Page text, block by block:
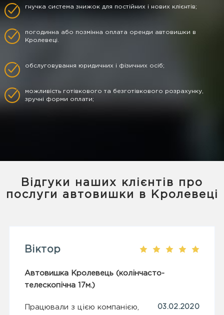
гнучка система знижок для постійних і нових клієнтів;
погодинна або позмінна оплата оренди автовишки в
Кролевеці.
обслуговування юридичних і фізичних осіб;
можливість готівкового та безготівкового розрахунку,
зручні форми оплати;
Відгуки наших клієнтів про
послуги автовишки в Кролевеці
Віктор
Автовишка Кролевець (колінчасто-
телескопічна 17м.)
03.02.2020
Працювали з цією компанією,